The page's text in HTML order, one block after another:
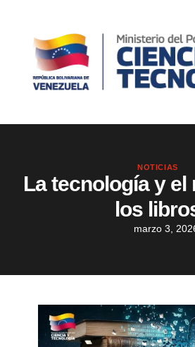
NOTICIAS
La tecnología y el
los
marzo 3,